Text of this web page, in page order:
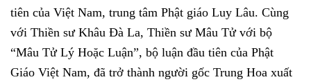
tiên của Việt Nam, trung tâm Phật giáo Luy Lâu. Cùng
với Thiền sư Khâu Đà La, Thiền sư Mâu Tử với bộ
“Mâu Tử Lý Hoặc Luận”, bộ luận đầu tiên của Phật
Giáo Việt Nam, đã trở thành người gốc Trung Hoa xuất